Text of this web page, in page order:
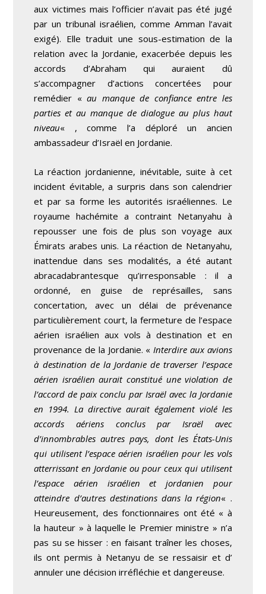
aux victimes mais l’officier n’avait pas été jugé
par un tribunal israélien, comme Amman l’avait
exigé). Elle traduit une sous-estimation de la
relation avec la Jordanie, exacerbée depuis les
accords d’Abraham qui auraient dû
s’accompagner d’actions concertées pour
remédier «au manque de confiance entre les
parties et au manque de dialogue au plus haut
niveau« , comme l’a déploré un ancien
ambassadeur d’Israël en Jordanie.
La réaction jordanienne, inévitable, suite à cet
incident évitable, a surpris dans son calendrier
et par sa forme les autorités israéliennes. Le
royaume hachémite a contraint Netanyahu à
repousser une fois de plus son voyage aux
Émirats arabes unis. La réaction de Netanyahu,
inattendue dans ses modalités, a été autant
abracadabrantesque qu’irresponsable : il a
ordonné, en guise de représailles, sans
concertation, avec un délai de prévenance
particulièrement court, la fermeture de l’espace
aérien israélien aux vols à destination et en
provenance de la Jordanie. « Interdire aux avions
à destination de la Jordanie de traverser l’espace
aérien israélien aurait constitué une violation de
l’accord de paix conclu par Israël avec la Jordanie
en 1994. La directive aurait également violé les
accords aériens conclus par Israël avec
d’innombrables autres pays, dont les États-Unis
qui utilisent l’espace aérien israélien pour les vols
atterrissant en Jordanie ou pour ceux qui utilisent
l’espace aérien israélien et jordanien pour
atteindre d’autres destinations dans la région« .
Heureusement, des fonctionnaires ont été « à
la hauteur » à laquelle le Premier ministre » n’a
pas su se hisser : en faisant traîner les choses,
ils ont permis à Netanyu de se ressaisir et d’
annuler une décision irréfléchie et dangereuse.